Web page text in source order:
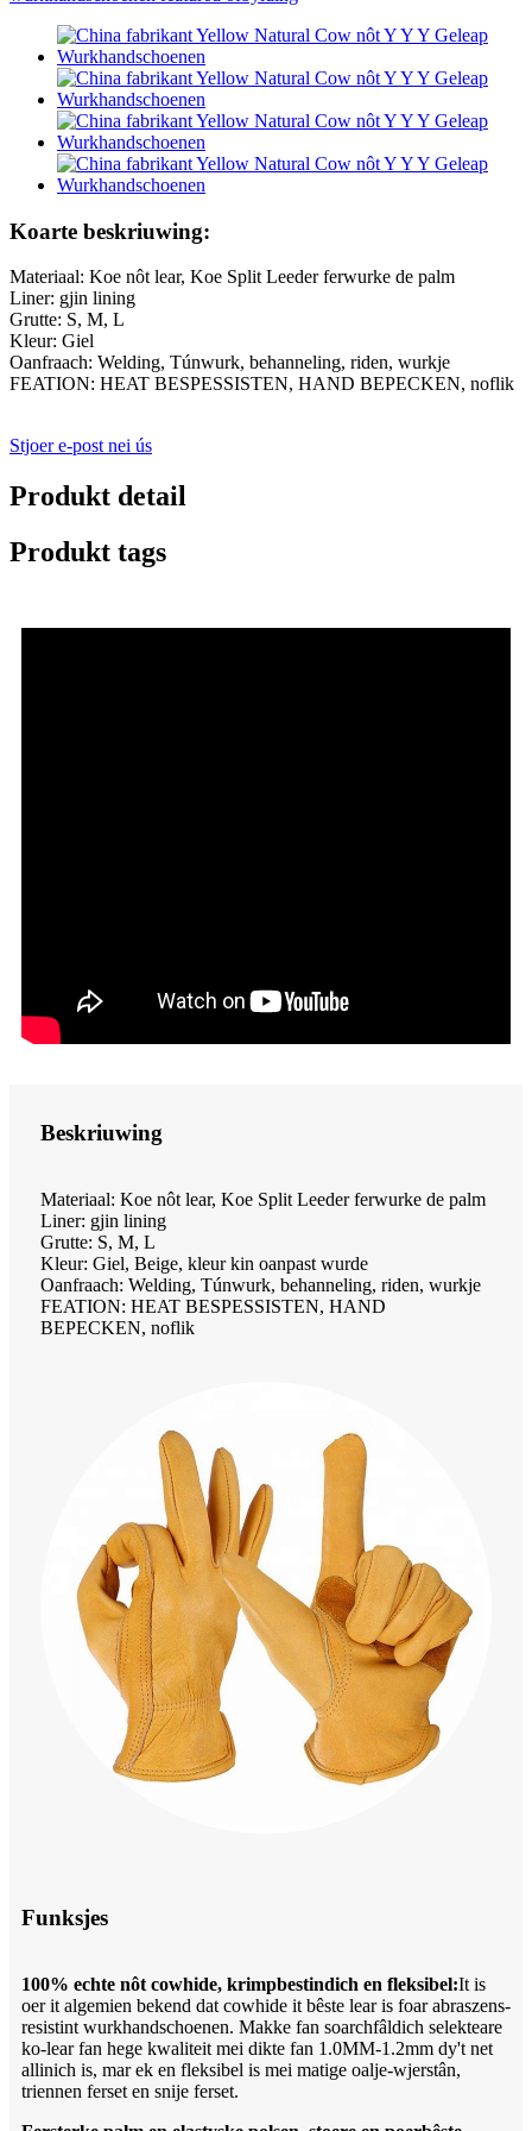
Koarte beskriuwing:
Materiaal: Koe nôt lear, Koe Split Leeder ferwurke de palm
Liner: gjin lining
Grutte: S, M, L
Kleur: Giel
Oanfraach: Welding, Túnwurk, behanneling, riden, wurkje
FEATION: HEAT BESPESSISTEN, HAND BEPECKEN, noflik
Stjoer e-post nei ús
Produkt detail
Produkt tags
Beskriuwing
Materiaal: Koe nôt lear, Koe Split Leeder ferwurke de palm
Liner: gjin lining
Grutte: S, M, L
Kleur: Giel, Beige, kleur kin oanpast wurde
Oanfraach: Welding, Túnwurk, behanneling, riden, wurkje
FEATION: HEAT BESPESSISTEN, HAND
BEPECKEN, noflik
Funksjes
100% echte nôt cowhide, krimpbestindich en fleksibel:It is
oer it algemien bekend dat cowhide it bêste lear is foar abraszens-
resistint wurkhandschoenen. Makke fan soarchfâldich selekteare
ko-lear fan hege kwaliteit mei dikte fan 1.0MM-1.2mm dy't net
allinich is, mar ek en fleksibel is mei matige oalje-wjerstân,
triennen ferset en snije ferset.